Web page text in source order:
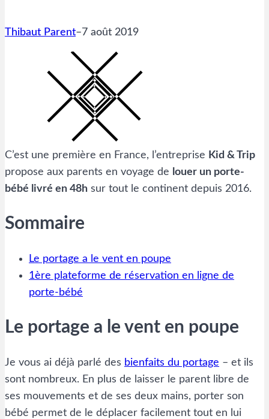
Thibaut Parent–7 août 2019
C’est une première en France, l’entreprise Kid & Trip
propose aux parents en voyage de louer un porte-
bébé livré en 48h sur tout le continent depuis 2016.
Sommaire
Le portage a le vent en poupe
1ère plateforme de réservation en ligne de
porte-bébé
Le portage a le vent en poupe
Je vous ai déjà parlé des bienfaits du portage – et ils
sont nombreux. En plus de laisser le parent libre de
ses mouvements et de ses deux mains, porter son
bébé permet de le déplacer facilement tout en lui